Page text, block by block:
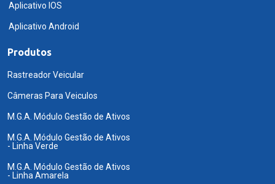
Aplicativo IOS
Aplicativo Android
Produtos
Rastreador Veicular
Câmeras Para Veiculos
M.G.A. Módulo Gestão de Ativos
M.G.A. Módulo Gestão de Ativos
- Linha Verde
M.G.A. Módulo Gestão de Ativos
- Linha Amarela